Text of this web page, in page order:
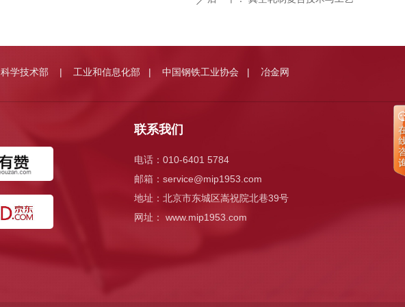
联系我们
电话：010-6401 5784
邮箱： service@mip1953.com
地址：北京市东城区嵩祝院北巷39号
网址： www.mip1953.com
科学技术部 | 工业和信息化部 | 中国钢铁工业协会 | 冶金网